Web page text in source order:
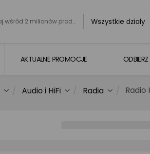
Wszystkie działy
AKTUALNE PROMOCJE
Audio i HiFi Radia Radio